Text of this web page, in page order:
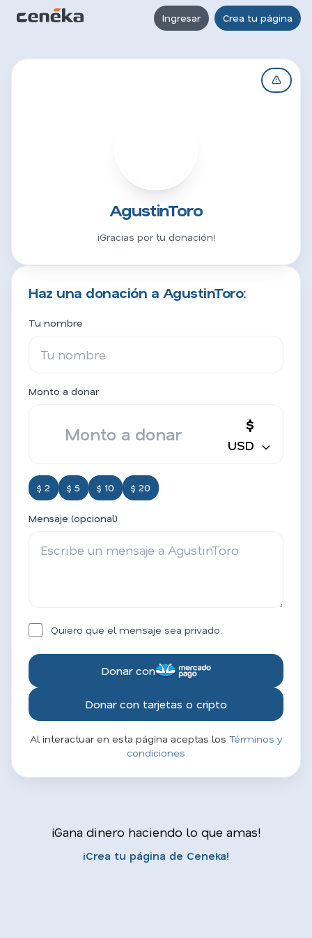
Ingresar Crea tu página
AgustinToro
¡Gracias por tu donación!
Haz una donación a AgustinToro:
Tu nombre
Monto a donar
$
USD
$ 2 $ 5 $ 10 $ 20
Mensaje (opcional)
Quiero que el mensaje sea privado.
Donar con
Donar con tarjetas o cripto
Al interactuar en esta página aceptas los Términos y
condiciones
¡Gana dinero haciendo lo que amas!
¡Crea tu página de Ceneka!